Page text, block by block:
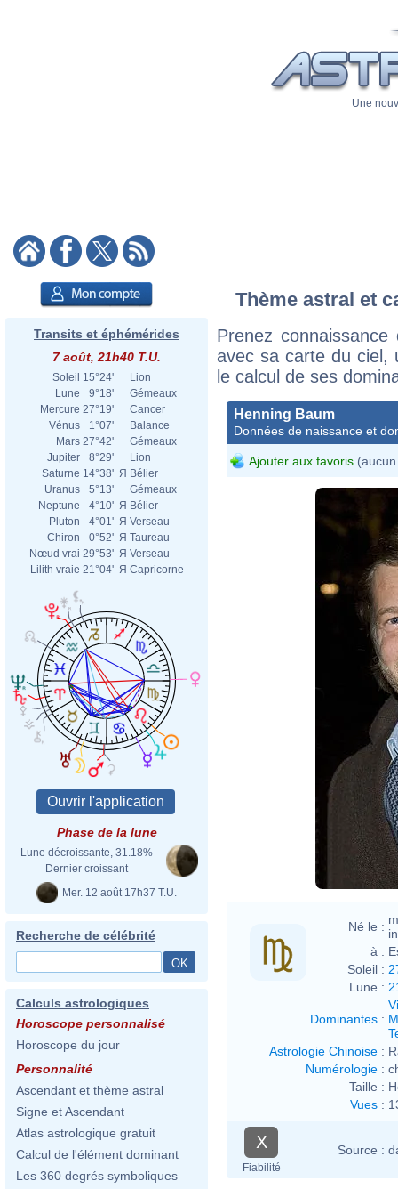
Une
Transits et éphémérides
7 août, 21h40 T.U.
Soleil 15°24'
Lion
Lune
9°18'
Gémeaux
Mercure 27°19'
Cancer
Vénus
1°07'
Balance
Mars 27°42'
Gémeaux
Jupiter
8°29'
Lion
Saturne 14°38' Я Bélier
Uranus
5°13'
Gémeaux
Neptune
4°10' Я Bélier
Pluton
4°01' Я Verseau
Chiron
0°52' Я Taureau
Nœud vrai 29°53' Я Verseau
Lilith vraie 21°04' Я Capricorne
Phase de la lune
Lune décroissante, 31.18%
Dernier croissant
Mer. 12 août 17h37 T.U.
Recherche de célébrité
Calculs astrologiques
Horoscope personnalisé
Horoscope du jour
Personnalité
Ascendant et thème astral
Signe et Ascendant
Atlas astrologique gratuit
Calcul de l'élément dominant
Les 360 degrés symboliques
Thème astral et
Prenez
avec sa carte du ciel,
le calcul de ses
Henning Baum
Données de naissance et
Ajouter aux favoris
Né le :
à :
Soleil :
Lune :
Dominantes :
Astrologie Chinoise :
Numérologie :
Taille :
Vues :
X
Fiabilité
Source :